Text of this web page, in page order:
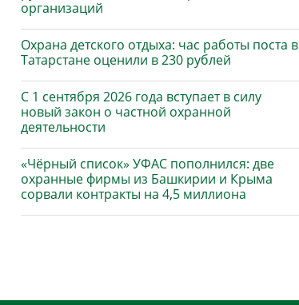
организаций
Охрана детского отдыха: час работы поста в
Татарстане оценили в 230 рублей
С 1 сентября 2026 года вступает в силу
новый закон о частной охранной
деятельности
«Чёрный список» УФАС пополнился: две
охранные фирмы из Башкирии и Крыма
сорвали контракты на 4,5 миллиона